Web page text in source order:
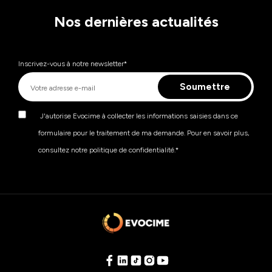
Nos dernières actualités
Inscrivez-vous à notre newsletter*
J'autorise Evocime à collecter les informations saisies dans ce
formulaire pour le traitement de ma demande. Pour en savoir plus,
consultez notre politique de confidentialité.*